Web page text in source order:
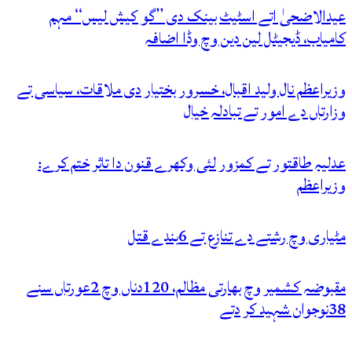
عیدالاضحیٰ اتے اسٹیٹ بینک دی ’’گو کیش لیس‘‘ مہم
کامیاب، ڈیجیٹل لین دین وچ وڈا اضافہ
وزیراعظم نال ولید اقبال، خسرور بختیار دی ملاقات، سیاسی تے
وزارتاں دے امور تے تبادلہ خیال
عدلیہ طاقتور تے کمزور لئی وکھرے قنون دا تاثر ختم کرے:
وزیراعظم
مٹیاری وچ رشتے دے تنازع تے 6بندے قتل
مقبوضہ کشمیر وچ بھارتی مظالم، 120دناں وچ 2عورتاں سنے
38نوجوان شہید کر دتے